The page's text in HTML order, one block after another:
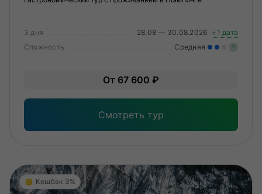
3 дня 28.08 — 30.08.2026 +1 дата
Сложность
Средняя ?
От 67 600 ₽
Смотреть тур
Кешбэк 3%